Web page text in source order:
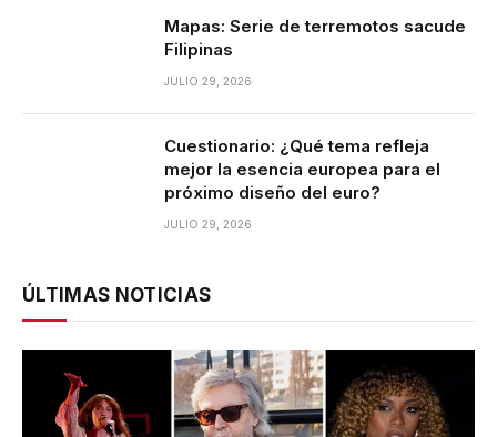
Mapas: Serie de terremotos sacude
Filipinas
JULIO 29, 2026
Cuestionario: ¿Qué tema refleja
mejor la esencia europea para el
próximo diseño del euro?
JULIO 29, 2026
ÚLTIMAS NOTICIAS